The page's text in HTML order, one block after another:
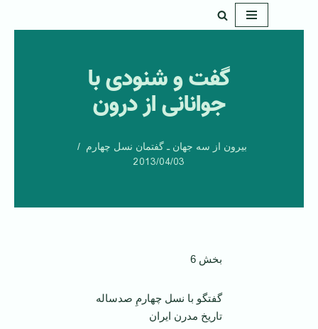
گفت و شنودی با
جوانانی از درون
بیرون از سه جهان ـ گفتمان نسل چهارم
2013/04/03
بخش 6
گفتگو با نسل چهارمِ صدساله
تاریخ مدرن ایران